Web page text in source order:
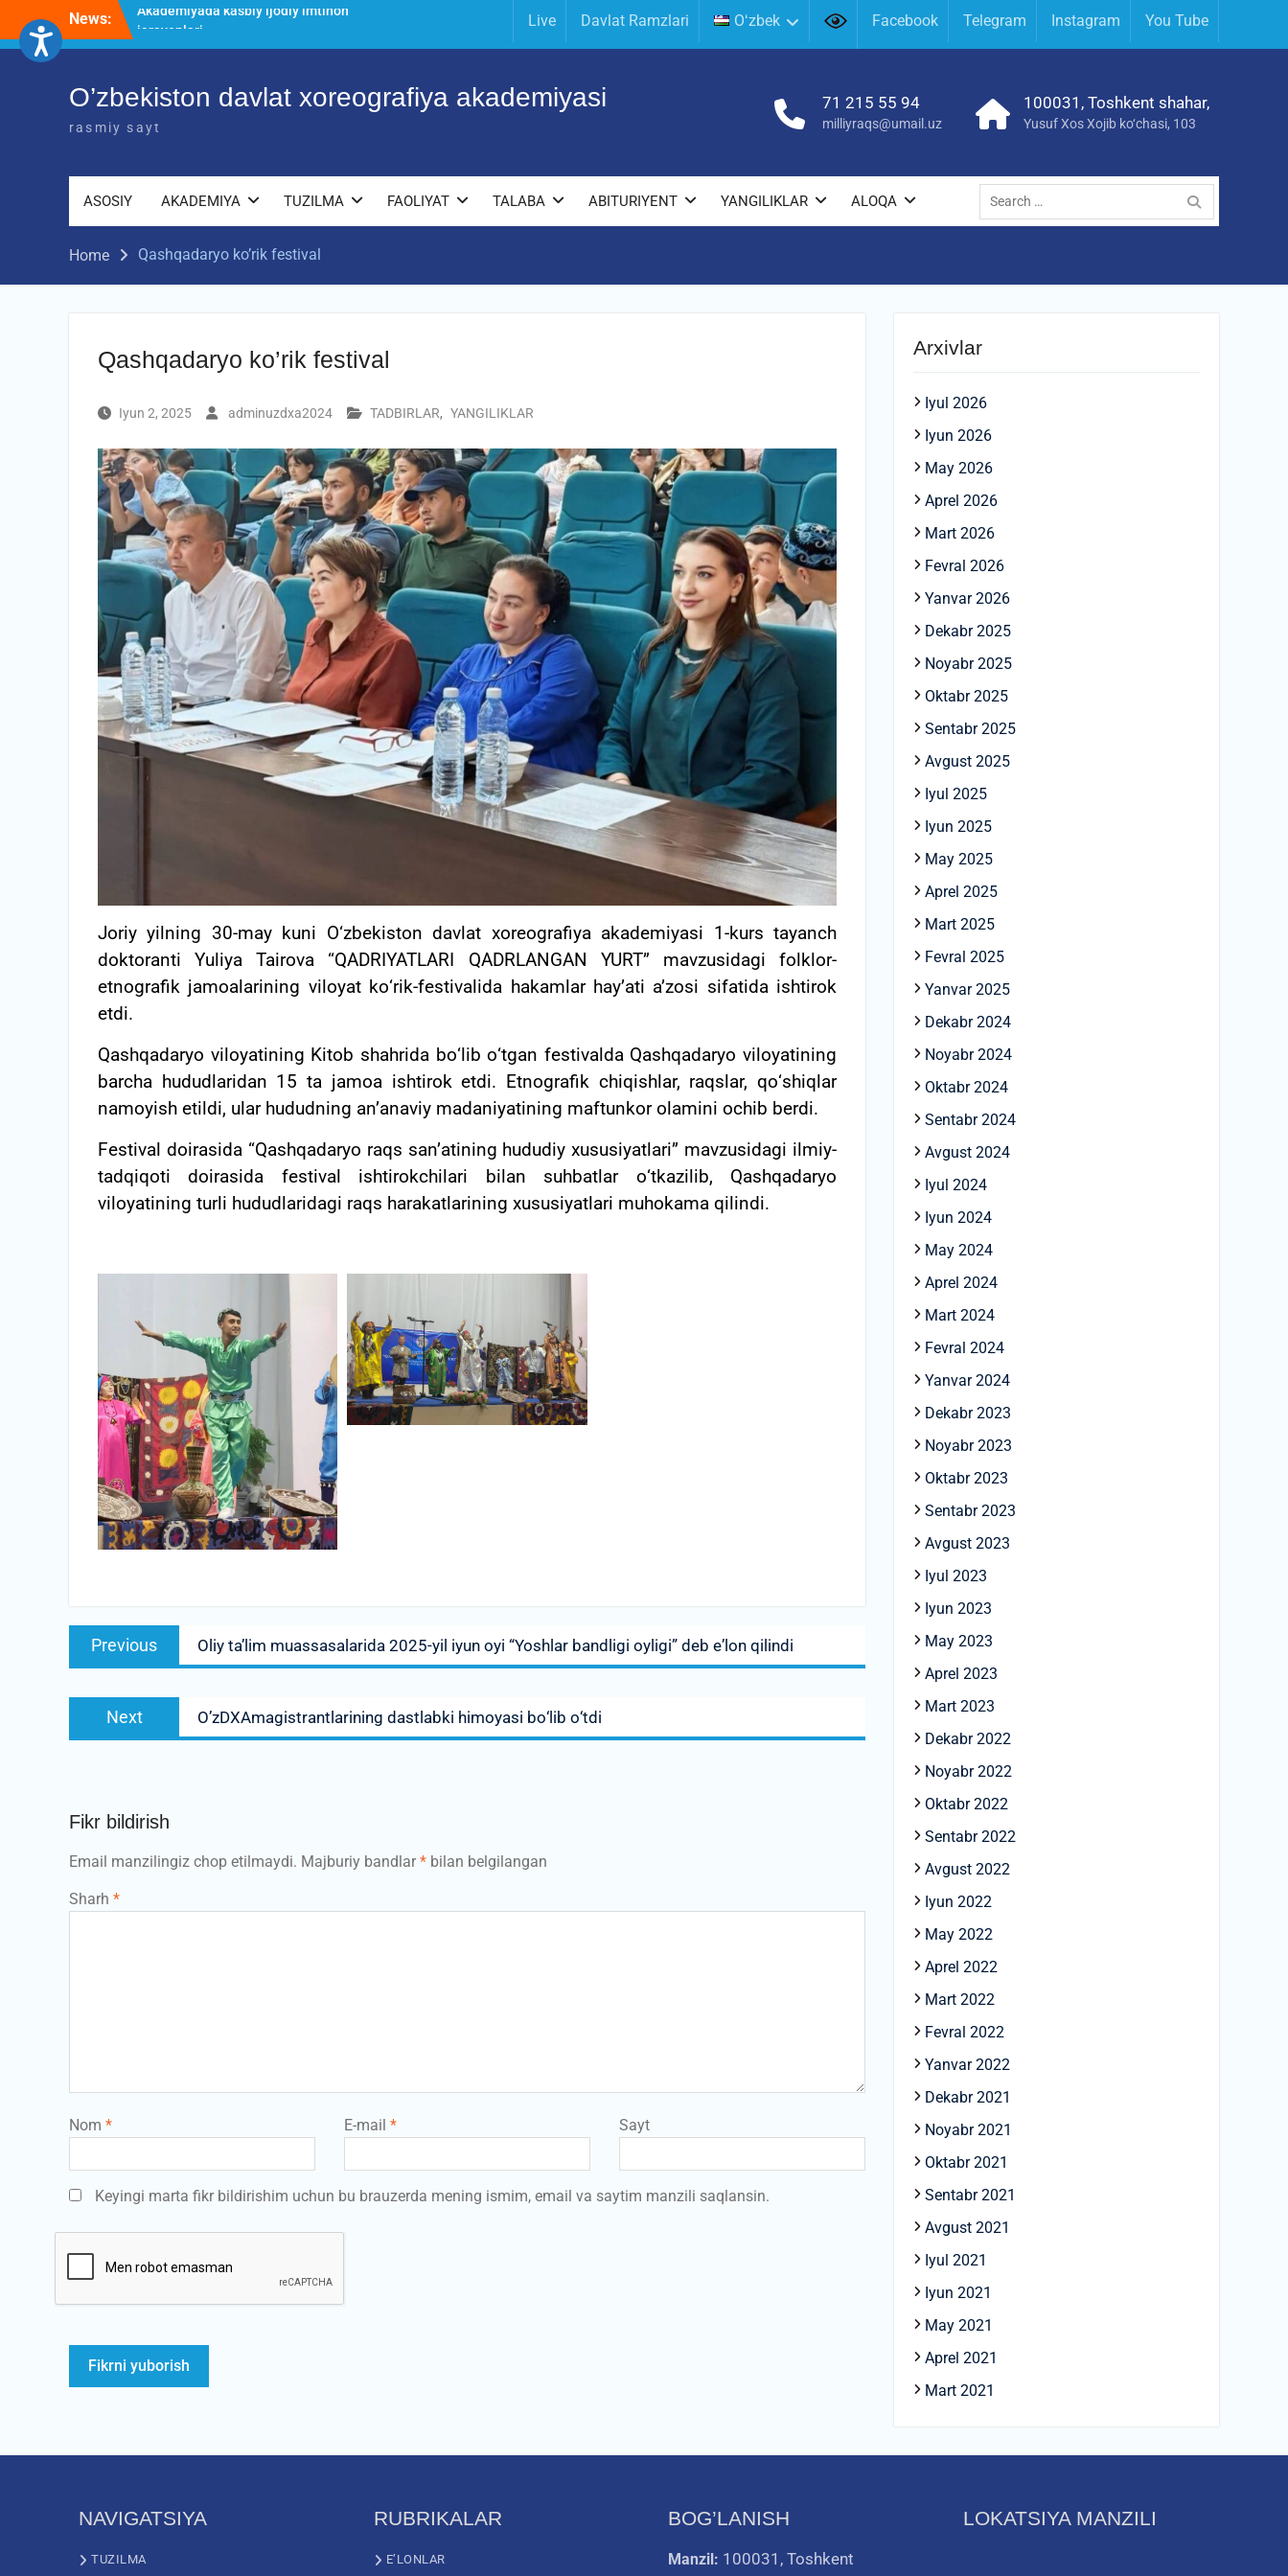
content
News:
O’ZBEKISTON DAVLAT XOREOGRAFIYA
Akademiyada kasbiy ijodiy imtihon
Live Davlat Ramzlari Oʻzbek Facebook Telegram Instagram You Tube
O’zbekiston davlat xoreografiya akademiyasi
rasmiy sayt
71 215 55 94
milliyraqs@umail.uz
100031, Toshkent shahar,
Yusuf Xos Xojib ko‘chasi, 103
ASOSIY AKADEMIYA TUZILMA FAOLIYAT TALABA ABITURIYENT YANGILIKLAR ALOQA
Search
for:
Home Qashqadaryo ko’rik festival
Qashqadaryo ko’rik festival
Iyun 2, 2025 adminuzdxa2024 TADBIRLAR, YANGILIKLAR
Joriy yilning 30-may kuni О‘zbekiston davlat xoreografiya akademiyasi 1-kurs tayanch
doktoranti Yuliya Tairova “QADRIYATLARI QADRLANGAN YURT” mavzusidagi folklor-
etnografik jamoalarining viloyat kо‘rik-festivalida hakamlar hay’ati a’zosi sifatida ishtirok
etdi.
Qashqadaryo viloyatining Kitob shahrida bо‘lib о‘tgan festivalda Qashqadaryo viloyatining
barcha hududlaridan 15 ta jamoa ishtirok etdi. Etnografik chiqishlar, raqslar, qо‘shiqlar
namoyish etildi, ular hududning an’anaviy madaniyatining maftunkor olamini ochib berdi.
Festival doirasida “Qashqadaryo raqs san’atining hududiy xususiyatlari” mavzusidagi ilmiy-
tadqiqoti doirasida festival ishtirokchilari bilan suhbatlar о‘tkazilib, Qashqadaryo
viloyatining turli hududlaridagi raqs harakatlarining xususiyatlari muhokama qilindi.
Post
menyusi
Previous
post:
Oliy taʼlim muassasalarida 2025-yil iyun oyi “Yoshlar bandligi oyligi” deb eʼlon qilindi
Next
post:
O’zDXAmagistrantlarining dastlabki himoyasi bо‘lib о‘tdi
Fikr bildirish
Email manzilingiz chop etilmaydi. Majburiy bandlar* bilan belgilangan
Sharh *
Nom * E-mail * Sayt
Keyingi marta fikr bildirishim uchun bu brauzerda mening ismim, email va saytim manzili saqlansin.
Arxivlar
Iyul 2026
Iyun 2026
May 2026
Aprel 2026
Mart 2026
Fevral 2026
Yanvar 2026
Dekabr 2025
Noyabr 2025
Oktabr 2025
Sentabr 2025
Avgust 2025
Iyul 2025
Iyun 2025
May 2025
Aprel 2025
Mart 2025
Fevral 2025
Yanvar 2025
Dekabr 2024
Noyabr 2024
Oktabr 2024
Sentabr 2024
Avgust 2024
Iyul 2024
Iyun 2024
May 2024
Aprel 2024
Mart 2024
Fevral 2024
Yanvar 2024
Dekabr 2023
Noyabr 2023
Oktabr 2023
Sentabr 2023
Avgust 2023
Iyul 2023
Iyun 2023
May 2023
Aprel 2023
Mart 2023
Dekabr 2022
Noyabr 2022
Oktabr 2022
Sentabr 2022
Avgust 2022
Iyun 2022
May 2022
Aprel 2022
Mart 2022
Fevral 2022
Yanvar 2022
Dekabr 2021
Noyabr 2021
Oktabr 2021
Sentabr 2021
Avgust 2021
Iyul 2021
Iyun 2021
May 2021
Aprel 2021
Mart 2021
NAVIGATSIYA
TUZILMA
RUBRIKALAR
E’LONLAR
BOG’LANISH
Manzil: 100031, Toshkent
LOKATSIYA MANZILI